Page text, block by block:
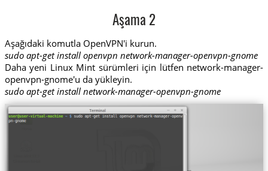
Aşama 2
Aşağıdaki komutla OpenVPN'i kurun.
sudo apt-get install openvpn network-manager-openvpn-gnome
Daha yeni Linux Mint sürümleri için lütfen network-manager-
openvpn-gnome'u da yükleyin.
sudo apt-get install network-manager-openvpn-gnome